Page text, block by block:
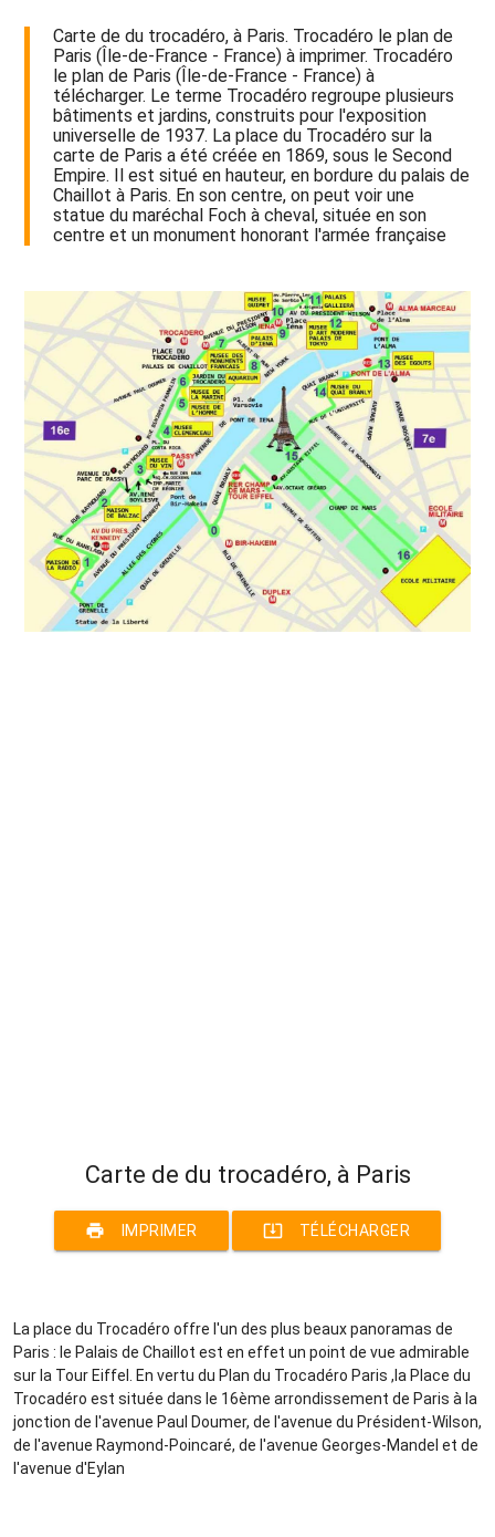
Carte de du trocadéro, à Paris. Trocadéro le plan de
Paris (Île-de-France - France) à imprimer. Trocadéro
le plan de Paris (Île-de-France - France) à
télécharger. Le terme Trocadéro regroupe plusieurs
bâtiments et jardins, construits pour l'exposition
universelle de 1937. La place du Trocadéro sur la
carte de Paris a été créée en 1869, sous le Second
Empire. Il est situé en hauteur, en bordure du palais de
Chaillot à Paris. En son centre, on peut voir une
statue du maréchal Foch à cheval, située en son
centre et un monument honorant l'armée française
Carte de du trocadéro, à Paris
print IMPRIMER system_update_alt TÉLÉCHARGER
La place du Trocadéro offre l'un des plus beaux panoramas de
Paris : le Palais de Chaillot est en effet un point de vue admirable
sur la Tour Eiffel. En vertu du Plan du Trocadéro Paris ,la Place du
Trocadéro est située dans le 16ème arrondissement de Paris à la
jonction de l'avenue Paul Doumer, de l'avenue du Président-Wilson,
de l'avenue Raymond-Poincaré, de l'avenue Georges-Mandel et de
l'avenue d'Eylan